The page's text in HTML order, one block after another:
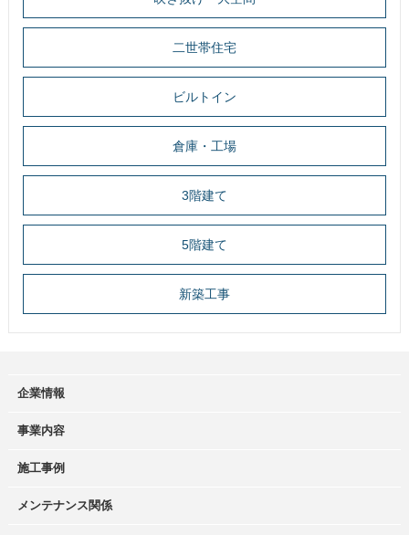
二世帯住宅
ビルトイン
倉庫・工場
3階建て
5階建て
新築工事
企業情報
事業内容
施工事例
メンテナンス関係